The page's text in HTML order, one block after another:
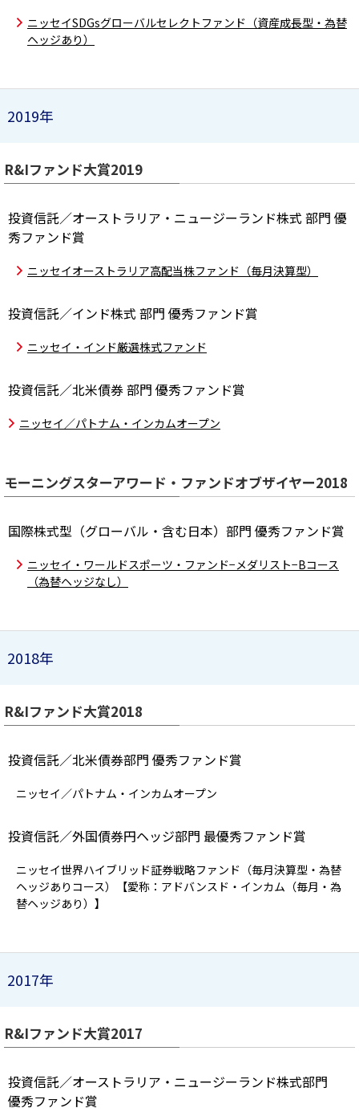
ニッセイSDGsグローバルセレクトファンド（資産成長型・為替
ヘッジあり）
2019年
R&Iファンド大賞2019
投資信託／オーストラリア・ニュージーランド株式 部門 優
秀ファンド賞
ニッセイオーストラリア高配当株ファンド（毎月決算型）
投資信託／インド株式 部門 優秀ファンド賞
ニッセイ・インド厳選株式ファンド
投資信託／北米債券 部門 優秀ファンド賞
ニッセイ／パトナム・インカムオープン
モーニングスターアワード・ファンドオブザイヤー2018
国際株式型（グローバル・含む日本）部門 優秀ファンド賞
ニッセイ・ワールドスポーツ・ファンド−メダリスト−Bコース
（為替ヘッジなし）
2018年
R&Iファンド大賞2018
投資信託／北米債券部門 優秀ファンド賞
ニッセイ／パトナム・インカムオープン
投資信託／外国債券円ヘッジ部門 最優秀ファンド賞
ニッセイ世界ハイブリッド証券戦略ファンド（毎月決算型・為替
ヘッジありコース）【愛称：アドバンスド・インカム（毎月・為
替ヘッジあり）】
2017年
R&Iファンド大賞2017
投資信託／オーストラリア・ニュージーランド株式部門
優秀ファンド賞